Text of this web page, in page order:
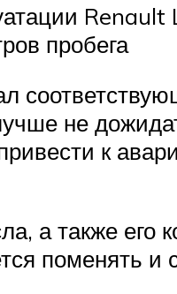
пробега
не
к
а также
поменять